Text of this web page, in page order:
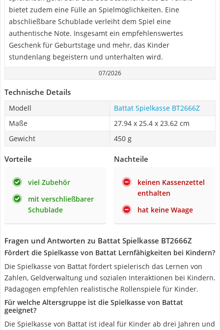
bietet zudem eine Fülle an Spielmöglichkeiten. Eine
abschließbare Schublade verleiht dem Spiel eine
authentische Note. Insgesamt ein empfehlenswertes
Geschenk für Geburtstage und mehr, das Kinder
stundenlang begeistern und unterhalten wird.
07/2026
Technische Details
Modell
Battat Spielkasse BT2666Z
Maße
‎27.94 x 25.4 x 23.62 cm
Gewicht
450 g
Vorteile
viel Zubehör
mit verschließbarer
Schublade
Nachteile
keinen Kassenzettel
enthalten
hat keine Waage
Fragen und Antworten zu Battat Spielkasse BT2666Z
Fördert die Spielkasse von Battat Lernfähigkeiten bei Kindern?
Die Spielkasse von Battat fördert spielerisch das Lernen von
Zahlen, Geldverwaltung und sozialen Interaktionen bei Kindern.
Pädagogen empfehlen realistische Rollenspiele für Kinder.
Für welche Altersgruppe ist die Spielkasse von Battat
geeignet?
Die Spielkasse von Battat ist ideal für Kinder ab drei Jahren und